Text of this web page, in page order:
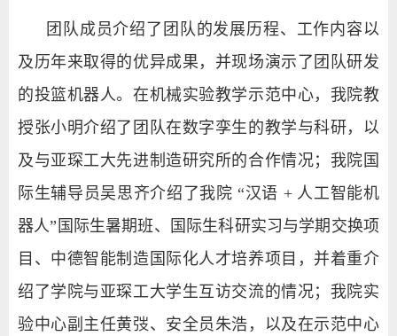
团队成员介绍了团队的发展历程、工作内容以
及历年来取得的优异成果，并现场演示了团队研发
的投篮机器人。在机械实验教学示范中心，我院教
授张小明介绍了团队在数字孪生的教学与科研，以
及与亚琛工大先进制造研究所的合作情况；我院国
际生辅导员吴思齐介绍了我院 “汉语 + 人工智能机
器人” 国际生暑期班、国际生科研实习与学期交换项
目、中德智能制造国际化人才培养项目，并着重介
绍了学院与亚琛工大学生互访交流的情况；我院实
验中心副主任黄弢、安全员朱浩，以及在示范中心